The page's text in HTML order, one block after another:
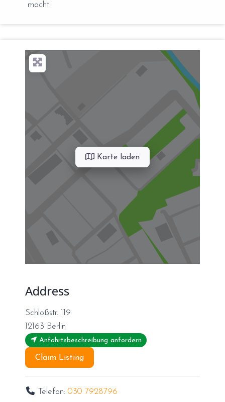
macht.
Karte laden
Address
Schloßstr. 119
12163 Berlin
Anfahrtsbeschreibung anfordern
Claim Listing
Telefon:030 7928796